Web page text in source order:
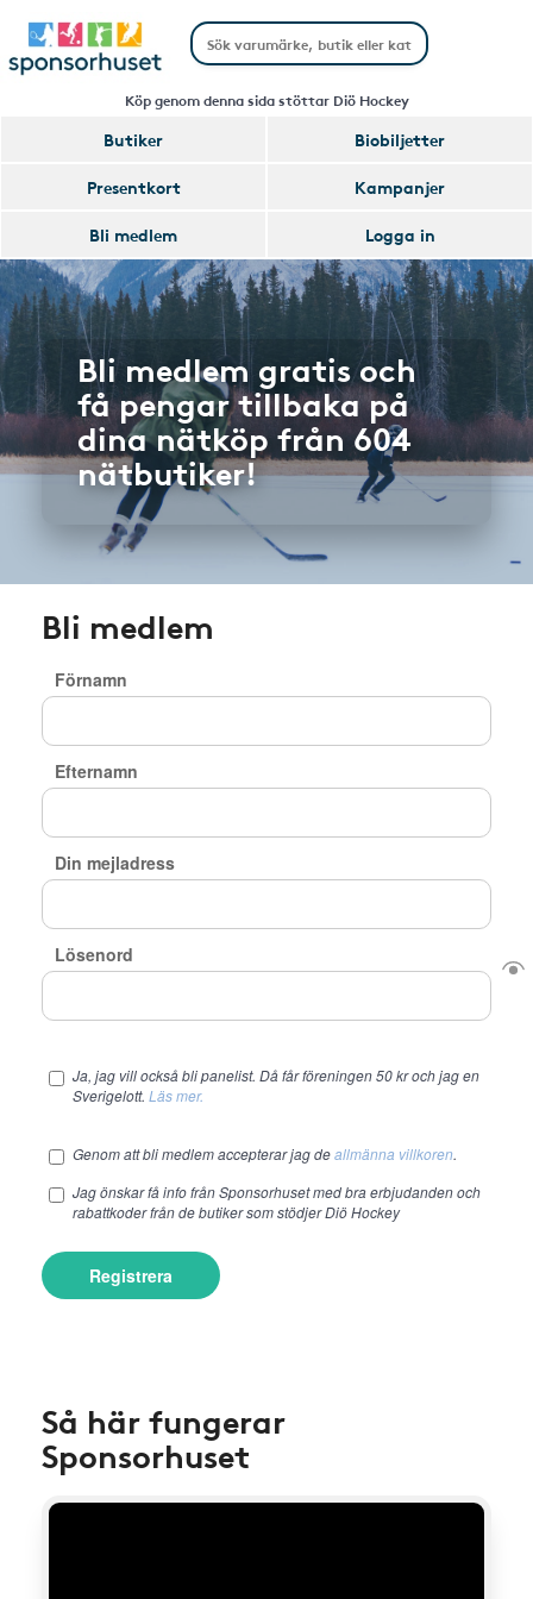
Köp genom denna sida stöttar Diö Hockey
Butiker
Biobiljetter
Presentkort
Kampanjer
Bli medlem
Logga in
Bli medlem gratis och
få pengar tillbaka på
dina nätköp från 604
nätbutiker!
Bli medlem
Förnamn
Efternamn
Din mejladress
Lösenord
Ja, jag vill också bli panelist. Då får föreningen 50 kr och jag en
Sverigelott. Läs mer.
Genom att bli medlem accepterar jag deallmänna villkoren.
Jag önskar få info från Sponsorhuset med bra erbjudanden och
rabattkoder från de butiker som stödjer Diö Hockey
Registrera
Så här fungerar
Sponsorhuset